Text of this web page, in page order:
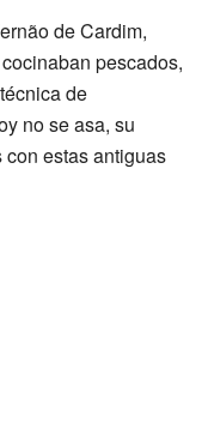
de Cardim,
pescados,
de
no se asa, su
estas antiguas